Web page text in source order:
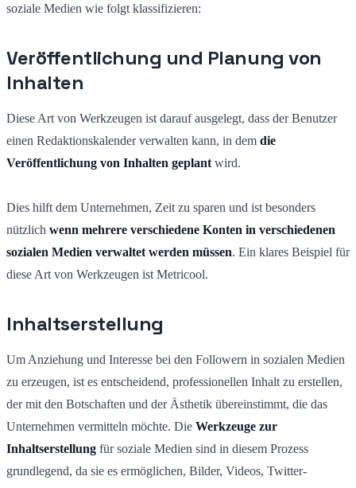
soziale Medien wie folgt klassifizieren:
Veröffentlichung und Planung von
Inhalten
Diese Art von Werkzeugen ist darauf ausgelegt, dass der Benutzer
einen Redaktionskalender verwalten kann, in dem die
Veröffentlichung von Inhalten geplant wird.
Dies hilft dem Unternehmen, Zeit zu sparen und ist besonders
nützlich wenn mehrere verschiedene Konten in verschiedenen
sozialen Medien verwaltet werden müssen. Ein klares Beispiel für
diese Art von Werkzeugen ist Metricool.
Inhaltserstellung
Um Anziehung und Interesse bei den Followern in sozialen Medien
zu erzeugen, ist es entscheidend, professionellen Inhalt zu erstellen,
der mit den Botschaften und der Ästhetik übereinstimmt, die das
Unternehmen vermitteln möchte. Die Werkzeuge zur
Inhaltserstellung für soziale Medien sind in diesem Prozess
grundlegend, da sie es ermöglichen, Bilder, Videos, Twitter-